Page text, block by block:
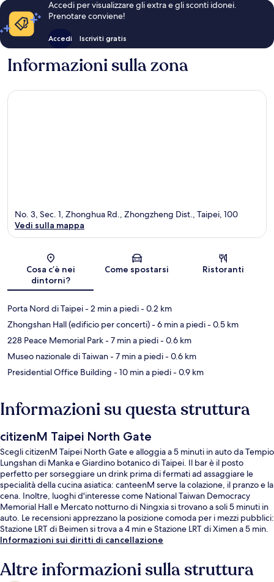
Accedi per visualizzare gli extra e gli sconti idonei.
Prenotare conviene!
Accedi Iscriviti gratis
Informazioni sulla zona
Mappa
No. 3, Sec. 1, Zhonghua Rd., Zhongzheng Dist., Taipei, 100
Vedi sulla mappa
Cosa c’è nei
dintorni?
Come spostarsi Ristoranti
Porta Nord di Taipei- 2 min a piedi- 0.2 km
Zhongshan Hall (edificio per concerti)- 6 min a piedi- 0.5 km
228 Peace Memorial Park- 7 min a piedi- 0.6 km
Museo nazionale di Taiwan- 7 min a piedi- 0.6 km
Presidential Office Building - 10 min a piedi- 0.9 km
Informazioni su questa struttura
citizenM Taipei North Gate
Scegli citizenM Taipei North Gate e alloggia a 5 minuti in auto da Tempio
Lungshan di Manka e Giardino botanico di Taipei. Il bar è il posto
perfetto per sorseggiare un drink prima di fermati ad assaggiare le
specialità della cucina asiatica: canteenM serve la colazione, il pranzo e la
cena. Inoltre, luoghi d'interesse come National Taiwan Democracy
Memorial Hall e Mercato notturno di Ningxia si trovano a soli 5 minuti in
auto. Le recensioni apprezzano la posizione comoda per i mezzi pubblici:
Stazione LRT di Beimen si trova a 4 min e Stazione LRT di Ximen a 5 min.
Informazioni sui diritti di cancellazione
Altre informazioni sulla struttura